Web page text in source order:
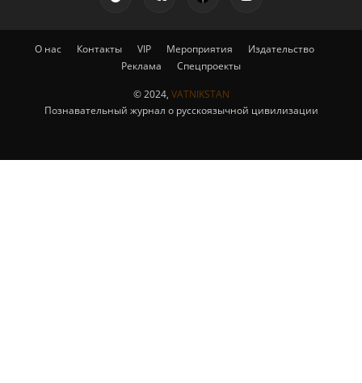
О нас Контакты VIP Мероприятия
Издательство
Реклама
Спецпроекты
© 2024, VATNIKSTAN
Познавательный журнал о русскоязычной цивилизации